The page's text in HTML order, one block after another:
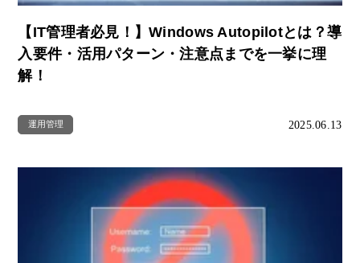
【IT管理者必見！】Windows Autopilotとは？導
入要件・活用パターン・注意点までを一挙に理
解！
運用管理 2025.06.13